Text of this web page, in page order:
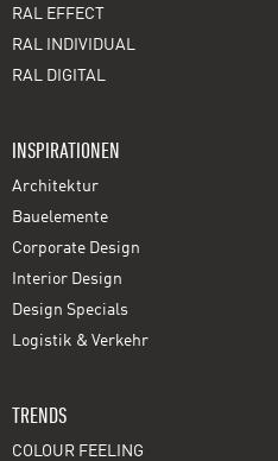
RAL EFFECT
RAL INDIVIDUAL
RAL DIGITAL
INSPIRATIONEN
Architektur
Bauelemente
Corporate Design
Interior Design
Design Specials
Logistik & Verkehr
TRENDS
COLOUR FEELING